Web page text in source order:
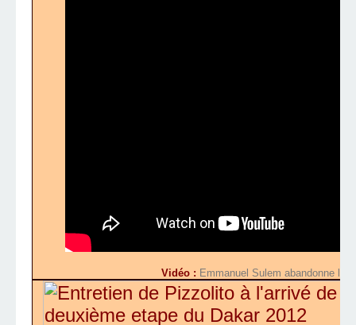
Vidéo : Emmanuel Sulem abandonne